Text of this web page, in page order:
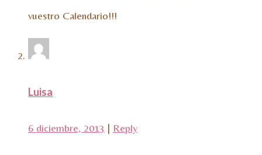
vuestro Calendario!!!
Luisa
6 diciembre, 2013 | Reply